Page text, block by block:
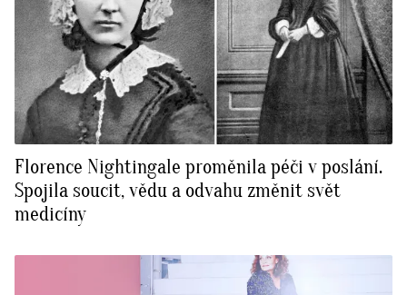
Florence Nightingale proměnila péči v poslání.
Spojila soucit, vědu a odvahu změnit svět
medicíny